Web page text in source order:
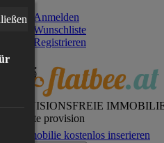
Anmelden
Wunschliste
Registrieren
PROVISIONSFREIE
gesamte provision
Immobilie kostenlos inserieren